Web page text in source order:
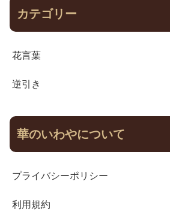
カテゴリー
花言葉
逆引き
華のいわやについて
プライバシーポリシー
利用規約